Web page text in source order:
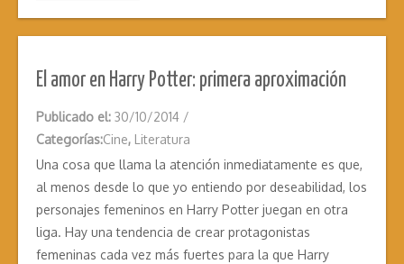
El amor en Harry Potter: primera aproximación
Publicado el: 30/10/2014 /
Categorías:Cine, Literatura
Una cosa que llama la atención inmediatamente es que,
al menos desde lo que yo entiendo por deseabilidad, los
personajes femeninos en Harry Potter juegan en otra
liga. Hay una tendencia de crear protagonistas
femeninas cada vez más fuertes para la que Harry